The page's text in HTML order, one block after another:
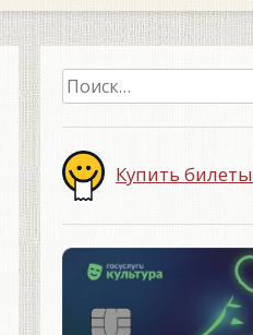
Найти:
Купить билеты